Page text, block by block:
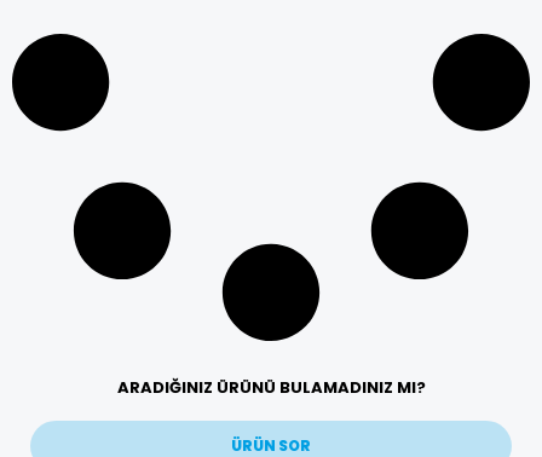
ARADIĞINIZ ÜRÜNÜ BULAMADINIZ MI?
ÜRÜN SOR